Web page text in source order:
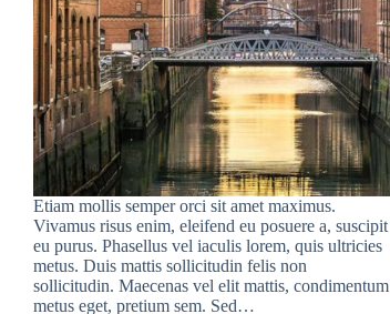
Etiam mollis semper orci sit amet maximus.
Vivamus risus enim, eleifend eu posuere a, suscipit
eu purus. Phasellus vel iaculis lorem, quis ultricies
metus. Duis mattis sollicitudin felis non
sollicitudin. Maecenas vel elit mattis, condimentum
metus eget, pretium sem. Sed…